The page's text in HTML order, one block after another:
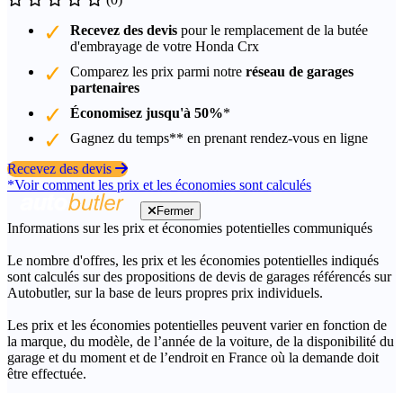
Recevez des devis pour le remplacement de la butée
d'embrayage de votre Honda Crx
Comparez les prix parmi notre réseau de garages
partenaires
Économisez jusqu'à 50%*
Gagnez du temps** en prenant rendez-vous en ligne
Recevez des devis
*Voir comment les prix et les économies sont calculés
Fermer
Informations sur les prix et économies potentielles communiqués
Le nombre d'offres, les prix et les économies potentielles indiqués
sont calculés sur des propositions de devis de garages référencés sur
Autobutler, sur la base de leurs propres prix individuels.
Les prix et les économies potentielles peuvent varier en fonction de
la marque, du modèle, de l’année de la voiture, de la disponibilité du
garage et du moment et de l’endroit en France où la demande doit
être effectuée.